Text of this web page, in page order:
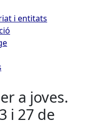
i entitats
a joves.
i 27 de